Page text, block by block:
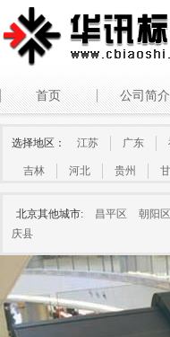
首页 公司简介
选择地区： 江苏 广东
吉林 河北 贵州
北京其他城市: 昌平区 朝阳区
庆县